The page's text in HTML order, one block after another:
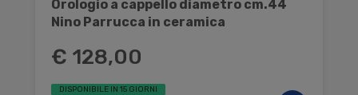
Orologio a cappello diametro cm.44
Nino Parrucca in ceramica
€ 128,00
DISPONIBILE IN 15 GIORNI